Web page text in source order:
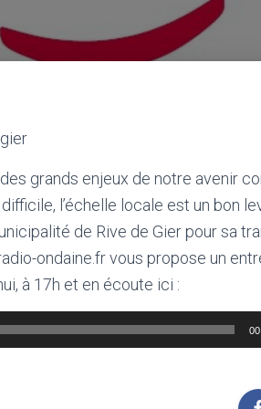
grands enjeux de notre avenir
l’échelle locale est un bon
de Rive de Gier pour sa
ondaine.fr vous propose un
à 17h et en écoute ici :